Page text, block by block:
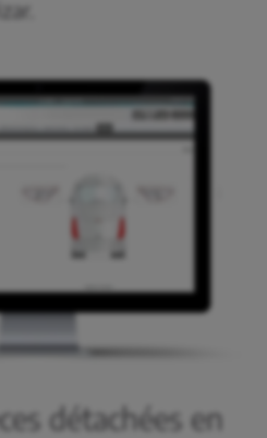
détachées en